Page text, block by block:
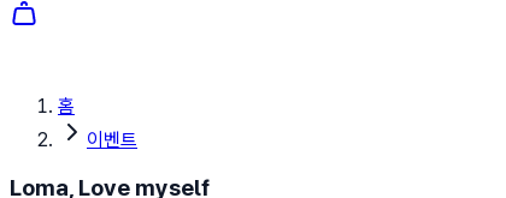
홈
이벤트
Loma, Love myself